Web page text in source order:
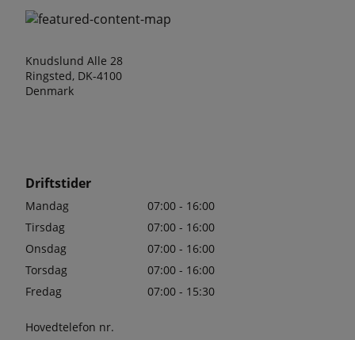
Knudslund Alle 28
Ringsted, DK-4100
Denmark
Driftstider
Mandag
07:00 - 16:00
Tirsdag
07:00 - 16:00
Onsdag
07:00 - 16:00
Torsdag
07:00 - 16:00
Fredag
07:00 - 15:30
Hovedtelefon nr.